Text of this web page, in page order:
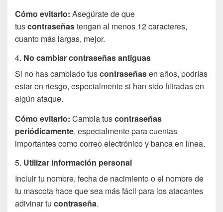
Cómo evitarlo: Asegúrate de que
tuscontraseñastengan al menos 12 caracteres,
cuanto más largas, mejor.
4. No cambiar contraseñas antiguas
Si no has cambiado tuscontraseñasen años, podrías
estar en riesgo, especialmente si han sido filtradas en
algún ataque.
Cómo evitarlo: Cambia tuscontraseñas
periódicamente, especialmente para cuentas
importantes como correo electrónico y banca en línea.
5. Utilizar información personal
Incluir tu nombre, fecha de nacimiento o el nombre de
tu mascota hace que sea más fácil para los atacantes
adivinar tu contraseña.